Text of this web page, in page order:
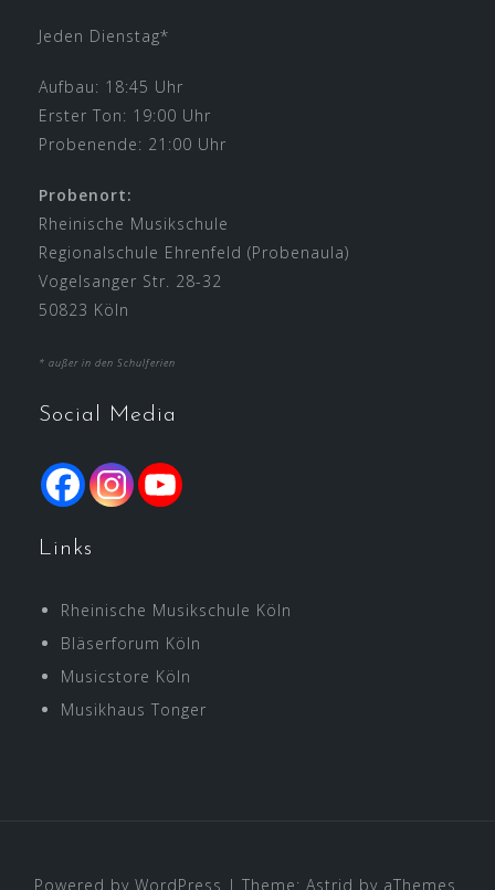
Jeden Dienstag*
Aufbau: 18:45 Uhr
Erster Ton: 19:00 Uhr
Probenende: 21:00 Uhr
Probenort:
Rheinische Musikschule
Regionalschule Ehrenfeld (Probenaula)
Vogelsanger Str. 28-32
50823 Köln
* außer in den Schulferien
Social Media
Links
Rheinische Musikschule Köln
Bläserforum Köln
Musicstore Köln
Musikhaus Tonger
Powered by WordPress | Theme: Astrid by aThemes.